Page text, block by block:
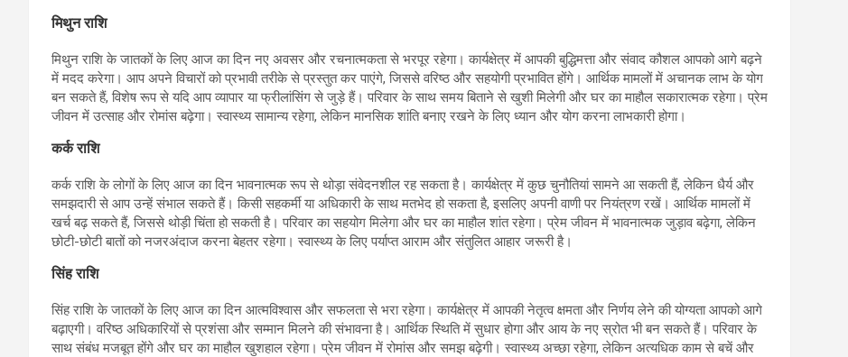
मिथुन राशि
मिथुन राशि के जातकों के लिए आज का दिन नए अवसर और रचनात्मकता से भरपूर रहेगा। कार्यक्षेत्र में आपकी बुद्धिमत्ता और संवाद कौशल आपको आगे बढ़ने
में मदद करेगा। आप अपने विचारों को प्रभावी तरीके से प्रस्तुत कर पाएंगे, जिससे वरिष्ठ और सहयोगी प्रभावित होंगे। आर्थिक मामलों में अचानक लाभ के योग
बन सकते हैं, विशेष रूप से यदि आप व्यापार या फ्रीलांसिंग से जुड़े हैं। परिवार के साथ समय बिताने से खुशी मिलेगी और घर का माहौल सकारात्मक रहेगा। प्रेम
जीवन में उत्साह और रोमांस बढ़ेगा। स्वास्थ्य सामान्य रहेगा, लेकिन मानसिक शांति बनाए रखने के लिए ध्यान और योग करना लाभकारी होगा।
कर्क राशि
कर्क राशि के लोगों के लिए आज का दिन भावनात्मक रूप से थोड़ा संवेदनशील रह सकता है। कार्यक्षेत्र में कुछ चुनौतियां सामने आ सकती हैं, लेकिन धैर्य और
समझदारी से आप उन्हें संभाल सकते हैं। किसी सहकर्मी या अधिकारी के साथ मतभेद हो सकता है, इसलिए अपनी वाणी पर नियंत्रण रखें। आर्थिक मामलों में
खर्च बढ़ सकते हैं, जिससे थोड़ी चिंता हो सकती है। परिवार का सहयोग मिलेगा और घर का माहौल शांत रहेगा। प्रेम जीवन में भावनात्मक जुड़ाव बढ़ेगा, लेकिन
छोटी-छोटी बातों को नजरअंदाज करना बेहतर रहेगा। स्वास्थ्य के लिए पर्याप्त आराम और संतुलित आहार जरूरी है।
सिंह राशि
सिंह राशि के जातकों के लिए आज का दिन आत्मविश्वास और सफलता से भरा रहेगा। कार्यक्षेत्र में आपकी नेतृत्व क्षमता और निर्णय लेने की योग्यता आपको आगे
बढ़ाएगी। वरिष्ठ अधिकारियों से प्रशंसा और सम्मान मिलने की संभावना है। आर्थिक स्थिति में सुधार होगा और आय के नए स्रोत भी बन सकते हैं। परिवार के
साथ संबंध मजबूत होंगे और घर का माहौल खुशहाल रहेगा। प्रेम जीवन में रोमांस और समझ बढ़ेगी। स्वास्थ्य अच्छा रहेगा, लेकिन अत्यधिक काम से बचें और